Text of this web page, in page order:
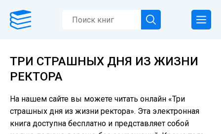
ТРИ СТРАШНЫХ ДНЯ ИЗ ЖИЗНИ
РЕКТОРА
На нашем сайте вы можете читать онлайн «Три
страшных дня из жизни ректора». Эта электронная
книга доступна бесплатно и представляет собой